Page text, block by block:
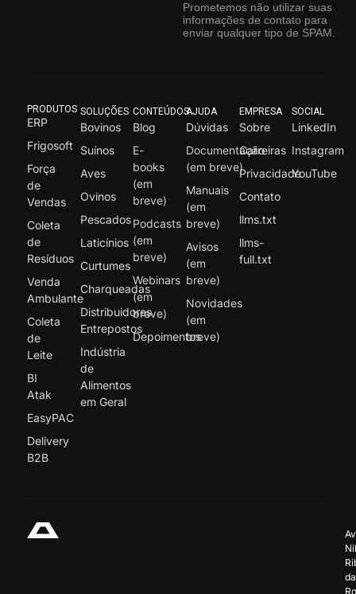
Prometemos não utilizar suas
informações de contato para
enviar qualquer tipo de SPAM.
PRODUTOS
ERP
Frigosoft
Força
de
Vendas
Coleta
de
Resíduos
Venda
Ambulante
Coleta
de
Leite
BI
Atak
EasyPAC
Delivery
B2B
SOLUÇÕES
Bovinos
Suínos
Aves
Ovinos
Pescados
Laticínios
Curtumes
Charqueadas
Distribuidores
Entrepostos
Indústria
de
Alimentos
em Geral
CONTEÚDOS
Blog
E-
books
(em
breve)
Podcasts
(em
breve)
Webinars
(em
breve)
Depoimentos
AJUDA
Dúvidas
Documentação
(em breve)
Manuais
(em
breve)
Avisos
(em
breve)
Novidades
(em
breve)
EMPRESA
Sobre
Carreiras
Privacidade
Contato
llms.txt
llms-
full.txt
SOCIAL
LinkedIn
Instagram
YouTube
da